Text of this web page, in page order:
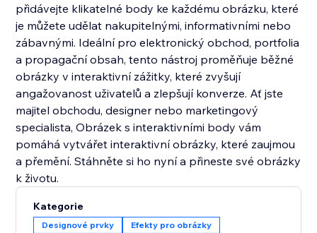
přidávejte klikatelné body ke každému obrázku, které
je můžete udělat nakupitelnými, informativními nebo
zábavnými. Ideální pro elektronický obchod, portfolia
a propagační obsah, tento nástroj proměňuje běžné
obrázky v interaktivní zážitky, které zvyšují
angažovanost uživatelů a zlepšují konverze. Ať jste
majitel obchodu, designer nebo marketingový
specialista, Obrázek s interaktivními body vám
pomáhá vytvářet interaktivní obrázky, které zaujmou
a přemění. Stáhněte si ho nyní a přineste své obrázky
k životu.
Kategorie
Designové prvky Efekty pro obrázky